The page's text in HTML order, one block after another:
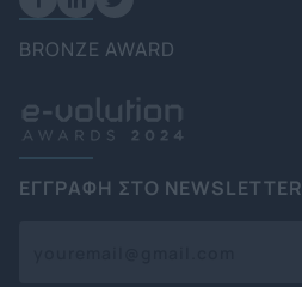
BRONZE AWARD
ΕΓΓΡΑΦΗ ΣΤΟ NEWSLETTER